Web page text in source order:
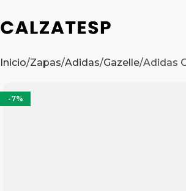
Inicio Zapas Adidas Gazelle Adidas
-7%